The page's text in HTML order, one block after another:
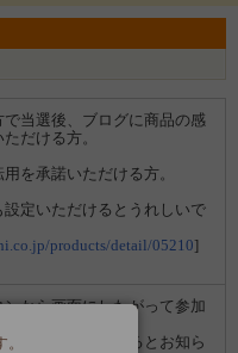
当選後、ブログに商品の感
だける方。
を承諾いただける方。
定いただけるとうれしいで
products/detail/05210]
から画面にしたがって参加
企業から選ばれるとお知ら